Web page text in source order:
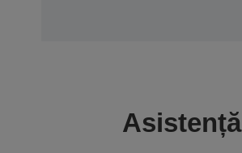
Asistență